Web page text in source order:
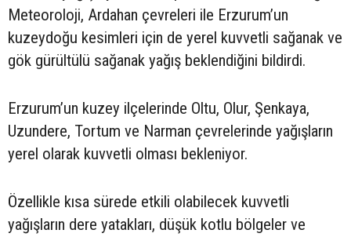
Meteoroloji, Ardahan çevreleri ile Erzurum’un
kuzeydoğu kesimleri için de yerel kuvvetli sağanak ve
gök gürültülü sağanak yağış beklendiğini bildirdi.
Erzurum’un kuzey ilçelerinde Oltu, Olur, Şenkaya,
Uzundere, Tortum ve Narman çevrelerinde yağışların
yerel olarak kuvvetli olması bekleniyor.
Özellikle kısa sürede etkili olabilecek kuvvetli
yağışların dere yatakları, düşük kotlu bölgeler ve